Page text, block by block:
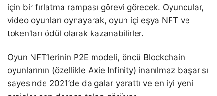
için bir fırlatma rampası görevi görecek. Oyuncular,
video oyunları oynayarak, oyun içi eşya NFT ve
token’ları ödül olarak kazanabilirler.
Oyun NFT’lerinin P2E modeli, öncü Blockchain
oyunlarının (özellikle Axie Infinity) inanılmaz başarısı
sayesinde 2021’de dalgalar yarattı ve en iyi yeni